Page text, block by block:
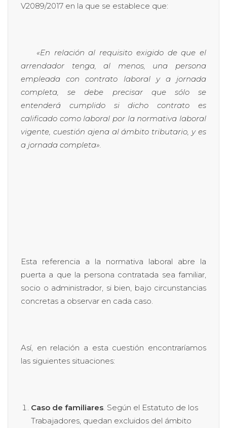
V2089/2017 en la que se establece que:
«En relación al requisito exigido de que el
arrendador tenga, al menos, una persona
empleada con contrato laboral y a jornada
completa, se debe precisar que sólo se
entenderá cumplido si dicho contrato es
calificado como laboral por la normativa laboral
vigente, cuestión ajena al ámbito tributario, y es
a jornada completa».
Esta referencia a la normativa laboral abre la
puerta a que la persona contratada sea familiar,
socio o administrador, si bien, bajo circunstancias
concretas a observar en cada caso.
Así, en relación a esta cuestión encontraríamos
las siguientes situaciones:
Caso de familiares. Según el Estatuto de los
Trabajadores, quedan excluidos del ámbito